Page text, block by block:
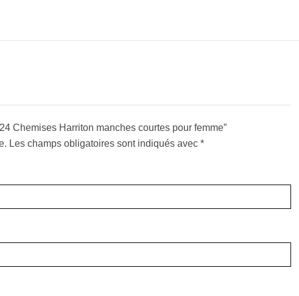
Chemises Harriton manches courtes pour femme”
Les champs obligatoires sont indiqués avec *